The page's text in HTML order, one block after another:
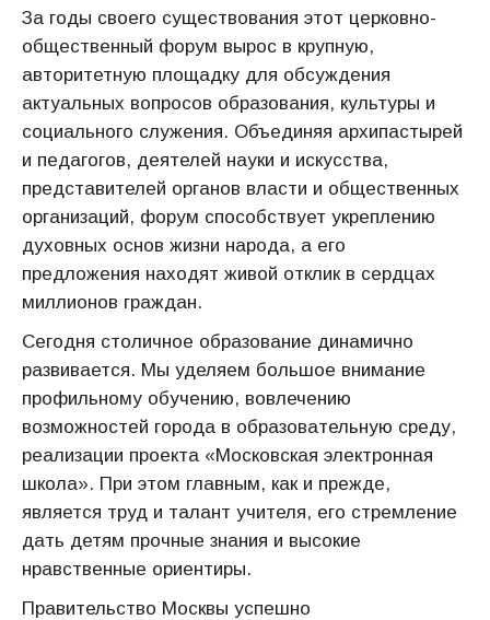
За годы своего существования этот церковно-
общественный форум вырос в крупную,
авторитетную площадку для обсуждения
актуальных вопросов образования, культуры и
социального служения. Объединяя архипастырей
и педагогов, деятелей науки и искусства,
представителей органов власти и общественных
организаций, форум способствует укреплению
духовных основ жизни народа, а его
предложения находят живой отклик в сердцах
миллионов граждан.
Сегодня столичное образование динамично
развивается. Мы уделяем большое внимание
профильному обучению, вовлечению
возможностей города в образовательную среду,
реализации проекта «Московская электронная
школа». При этом главным, как и прежде,
является труд и талант учителя, его стремление
дать детям прочные знания и высокие
нравственные ориентиры.
Правительство Москвы успешно